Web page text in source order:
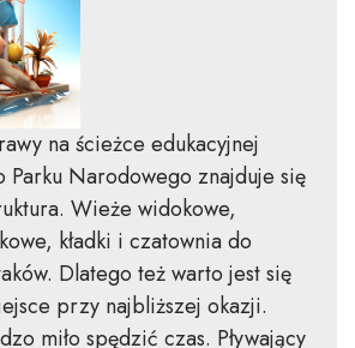
na ścieżce edukacyjnej
Parku Narodowego znajduje się
Wieże widokowe,
kładki i czatownia do
Dlatego też warto jest się
przy najbliższej okazji.
miło spędzić czas. Pływający